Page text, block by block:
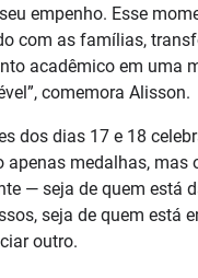
empenho. Esse
com as famílias,
acadêmico em uma
comemora Alisson.
dos dias 17 e 18
apenas medalhas, mas
— seja de quem está
seja de quem está
outro.